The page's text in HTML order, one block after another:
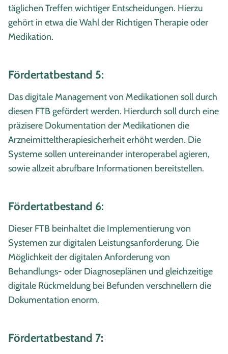
täglichen Treffen wichtiger Entscheidungen. Hierzu
gehört in etwa die Wahl der Richtigen Therapie oder
Medikation.
Fördertatbestand 5:
Das digitale Management von Medikationen soll durch
diesen FTB gefördert werden. Hierdurch soll durch eine
präzisere Dokumentation der Medikationen die
Arzneimitteltherapiesicherheit erhöht werden. Die
Systeme sollen untereinander interoperabel agieren,
sowie allzeit abrufbare Informationen bereitstellen.
Fördertatbestand 6:
Dieser FTB beinhaltet die Implementierung von
Systemen zur digitalen Leistungsanforderung. Die
Möglichkeit der digitalen Anforderung von
Behandlungs- oder Diagnoseplänen und gleichzeitige
digitale Rückmeldung bei Befunden verschnellern die
Dokumentation enorm.
Fördertatbestand 7: